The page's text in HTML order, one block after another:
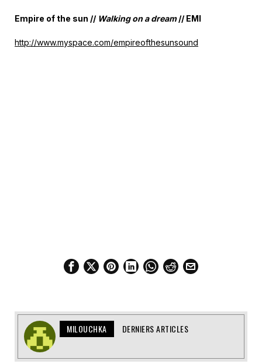
Empire of the sun // Walking on a dream// EMI
http://www.myspace.com/empireofthesunsound
MILOUCHKA DERNIERS ARTICLES